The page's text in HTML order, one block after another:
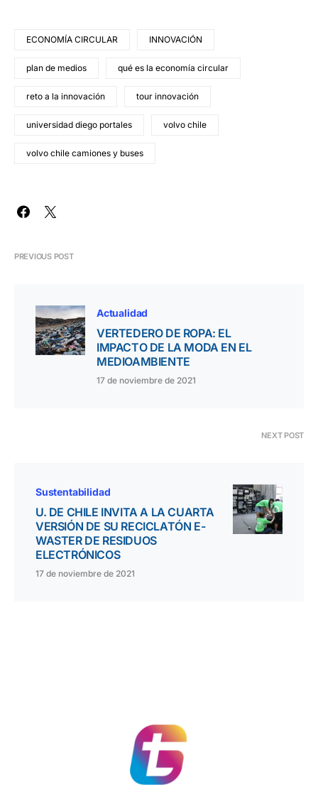
ECONOMÍA CIRCULAR INNOVACIÓN
plan de medios qué es la economía circular
reto a la innovación tour innovación
universidad diego portales volvo chile
volvo chile camiones y buses
PREVIOUS POST
Actualidad
VERTEDERO DE ROPA: EL
IMPACTO DE LA MODA EN EL
MEDIOAMBIENTE
17 de noviembre de 2021
NEXT POST
Sustentabilidad
U. DE CHILE INVITA A LA CUARTA
VERSIÓN DE SU RECICLATÓN E-
WASTER DE RESIDUOS
ELECTRÓNICOS
17 de noviembre de 2021